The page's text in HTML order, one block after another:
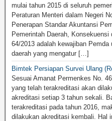
mulai tahun 2015 di seluruh
Peraturan Menteri dalam Negeri
Penerapan Standar Akuntansi
Pemerintah Daerah,
64/2013 adalah kewajiban
daerah yang mengatur […]
Bimtek Persiapan Survei Ulang
Sesuai Amanat Permenkes No.
yang telah terakreditasi akan
akreditasi setiap 3 tahun sekali.
terakreditasi pada tahun 2016,
dilakukan akreditasi kembali. Hal